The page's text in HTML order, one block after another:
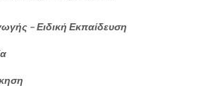
– Ειδική Εκπαίδευση